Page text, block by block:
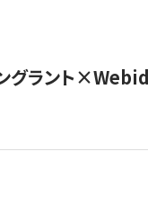
グラント